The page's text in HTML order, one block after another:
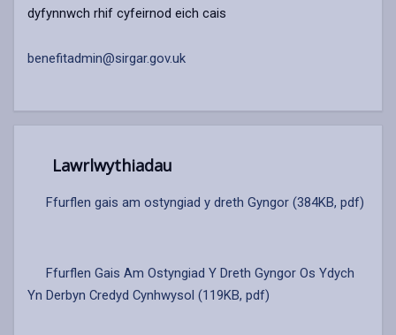
dyfynnwch rhif cyfeirnod eich cais
benefitadmin@sirgar.gov.uk
Lawrlwythiadau
Ffurflen gais am ostyngiad y dreth Gyngor (384KB, pdf)
Ffurflen Gais Am Ostyngiad Y Dreth Gyngor Os Ydych
Yn Derbyn Credyd Cynhwysol (119KB, pdf)